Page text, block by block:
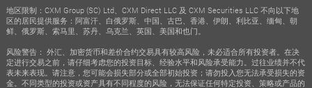
地区限制：CXM Group (SC) Ltd、CXM Direct LLC 及 CXM Securities LLC 不向以下地
区的居民提供服务：阿富汗、白俄罗斯、中国、古巴、香港、伊朗、利比亚、缅甸、朝
鲜、俄罗斯、索马里、苏丹、乌克兰、英国、美国和也门。
风险警告： 外汇、加密货币和差价合约交易具有较高风险，未必适合所有投资者。在决
定进行交易之前，请仔细考虑您的投资目标、经验水平和风险承受能力。过往业绩并不代
表未来表现。请注意，您可能会损失部分或全部初始投资；请勿投入您无法承受损失的资
金。不同类型的投资或资产具有不同程度的风险，无法保证任何特定投资、策略或产品的